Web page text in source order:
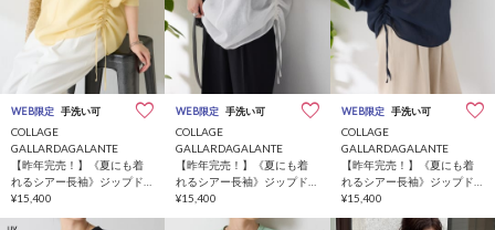
WEB限定 手洗い可
COLLAGE
GALLARDAGALANTE
【昨年完売！】《夏にも着
れるシアー長袖》ジップド
ロストブラウス
¥15,400
WEB限定 手洗い可
COLLAGE
GALLARDAGALANTE
【昨年完売！】《夏にも着
れるシアー長袖》ジップド
ロストブラウス
¥15,400
WEB限定 手洗い可
COLLAGE
GALLARDAGALANTE
【昨年完売！】《夏にも着
れるシアー長袖》ジップド
ロストブラウス
¥15,400